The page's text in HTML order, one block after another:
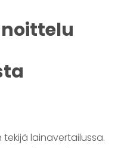
lainavertailussa.